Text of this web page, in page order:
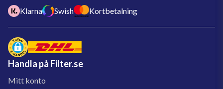
Klarna Swish Kortbetalning
Handla på Filter.se
Mitt konto